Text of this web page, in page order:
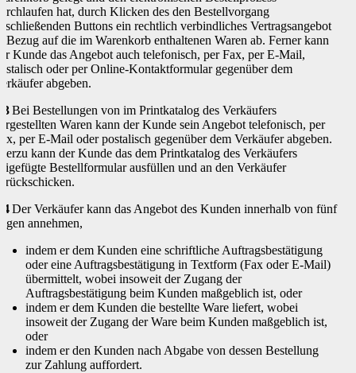
hat, durch Klicken des den Bestellvorgang
Buttons ein rechtlich verbindliches Vertragsangebot
Bezug auf die im Warenkorb enthaltenen Waren ab. Ferner kann
Kunde das Angebot auch telefonisch, per Fax, per E-Mail,
oder per Online-Kontaktformular gegenüber dem
abgeben.
Bei Bestellungen von im Printkatalog des Verkäufers
Waren kann der Kunde sein Angebot telefonisch, per
per E-Mail oder postalisch gegenüber dem Verkäufer abgeben.
kann der Kunde das dem Printkatalog des Verkäufers
Bestellformular ausfüllen und an den Verkäufer
Der Verkäufer kann das Angebot des Kunden innerhalb von fünf
annehmen,
indem er dem Kunden eine schriftliche Auftragsbestätigung
oder eine Auftragsbestätigung in Textform (Fax oder E-Mail)
übermittelt, wobei insoweit der Zugang der
Auftragsbestätigung beim Kunden maßgeblich ist, oder
indem er dem Kunden die bestellte Ware liefert, wobei
insoweit der Zugang der Ware beim Kunden maßgeblich ist,
oder
indem er den Kunden nach Abgabe von dessen Bestellung
zur Zahlung auffordert.